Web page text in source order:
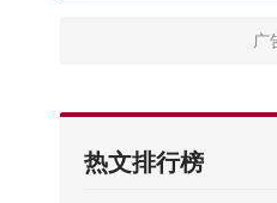
热文排行榜